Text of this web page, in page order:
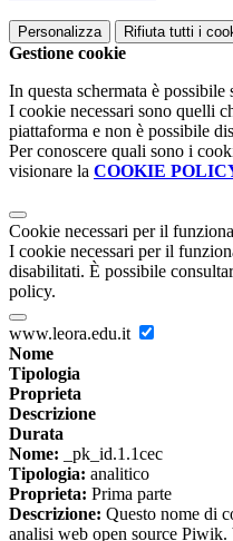
Personalizza Rifiuta tutti i
Gestione cookie
In questa schermata è
I cookie necessari sono quelli
piattaforma e non è possibile
Per conoscere quali sono i
visionare la COOKIE
Cookie necessari per il
I cookie necessari per il
disabilitati. È possibile
policy.
www.leora.edu.it
Nome
Tipologia
Proprieta
Descrizione
Durata
Nome: _pk_id.1.1cec
Tipologia: analitico
Proprieta: Prima parte
Descrizione: Questo nome di
analisi web open source